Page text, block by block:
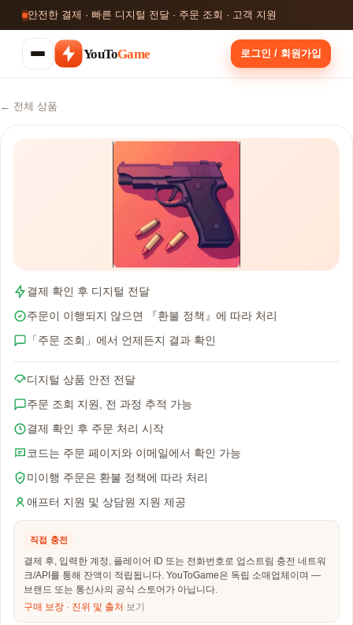
안전한 결제 · 빠른 디지털 전달 · 주문 조회 · 고객 지원
YouToGame 로그인 / 회원가입
← 전체 상품
결제 확인 후 디지털 전달
주문이 이행되지 않으면 『환불 정책』에 따라 처리
「주문 조회」에서 언제든지 결과 확인
디지털 상품 안전 전달
주문 조회 지원, 전 과정 추적 가능
결제 확인 후 주문 처리 시작
코드는 주문 페이지와 이메일에서 확인 가능
미이행 주문은 환불 정책에 따라 처리
애프터 지원 및 상담원 지원 제공
직접 충전
결제 후, 입력한 계정, 플레이어 ID 또는 전화번호로 업스트림 충전 네트워
크/API를 통해 잔액이 적립됩니다. YouToGame은 독립 소매업체이며 —
브랜드 또는 통신사의 공식 스토어가 아닙니다.
구매 보장 · 진위 및 출처 보기